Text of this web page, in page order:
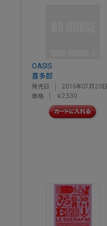
OASIS
喜多郎
発売日
2016年07月20日
価格
￥2,530